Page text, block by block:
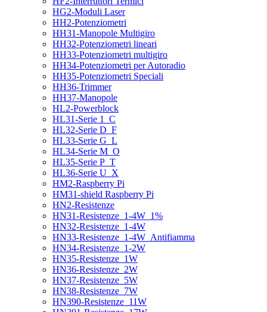
HG2-Moduli Laser
HH2-Potenziometri
HH31-Manopole Multigiro
HH32-Potenziometri lineari
HH33-Potenziometri multigiro
HH34-Potenziometri per Autoradio
HH35-Potenziometri Speciali
HH36-Trimmer
HH37-Manopole
HL2-Powerblock
HL31-Serie 1_C
HL32-Serie D_F
HL33-Serie G_L
HL34-Serie M_O
HL35-Serie P_T
HL36-Serie U_X
HM2-Raspberry Pi
HM31-shield Raspberry Pi
HN2-Resistenze
HN31-Resistenze_1-4W_1%
HN32-Resistenze_1-4W
HN33-Resistenze_1-4W_Antifiamma
HN34-Resistenze_1-2W
HN35-Resistenze_1W
HN36-Resistenze_2W
HN37-Resistenze_5W
HN38-Resistenze_7W
HN390-Resistenze_11W